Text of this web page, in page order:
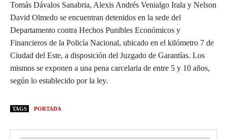
Tomás Dávalos Sanabria, Alexis Andrés Venialgo Irala y Nelson
David Olmedo se encuentran detenidos en la sede del
Departamento contra Hechos Punibles Económicos y
Financieros de la Policía Nacional, ubicado en el kilómetro 7 de
Ciudad del Este, a disposición del Juzgado de Garantías. Los
mismos se exponen a una pena carcelaria de entre 5 y 10 años,
según lo establecido por la ley.
TAGS PORTADA